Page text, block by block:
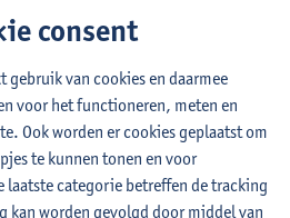
& Universiteit Gent, 2026,225
Alexander Dhoest
, Sofie Van
consent
gebruik van cookies en daarmee
voor het functioneren, meten en
Ook worden er cookies geplaatst om
te kunnen tonen en voor
laatste categorie betreffen de tracking
kan worden gevolgd door middel van